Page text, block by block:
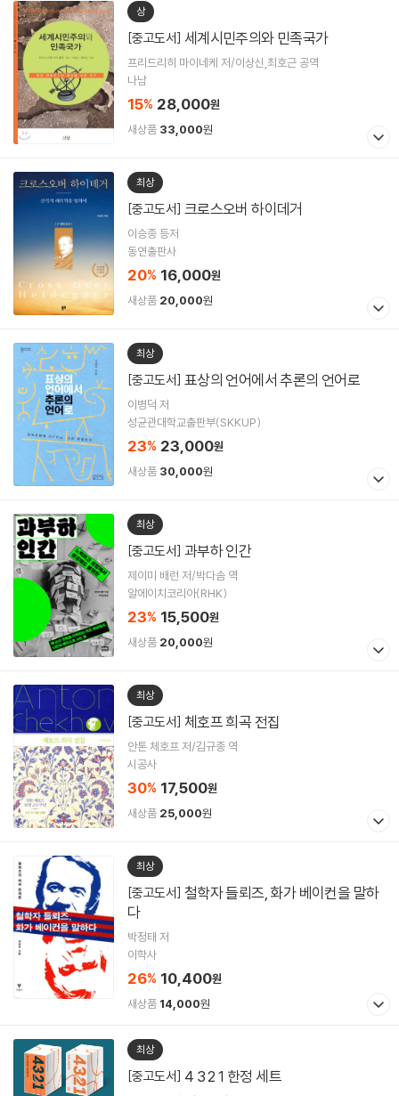
상
[중고도서] 세계시민주의와 민족국가
프리드리히 마이네케 저/이상신,최호근 공역
나남
15% 28,000원
새상품 33,000원
최상
[중고도서] 크로스오버 하이데거
이승종 등저
동연출판사
20% 16,000원
새상품 20,000원
최상
[중고도서] 표상의 언어에서 추론의 언어로
이병덕 저
성균관대학교출판부(SKKUP)
23% 23,000원
새상품 30,000원
최상
[중고도서] 과부하 인간
제이미 배런 저/박다솜 역
알에이치코리아(RHK)
23% 15,500원
새상품 20,000원
최상
[중고도서] 체호프 희곡 전집
안톤 체호프 저/김규종 역
시공사
30% 17,500원
새상품 25,000원
최상
[중고도서]
다
박정태 저
이학사
26% 10,400원
새상품 14,000원
최상
[중고도서] 4 3 2 1 한정 세트